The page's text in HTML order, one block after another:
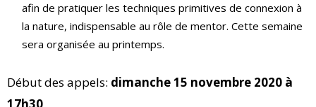
afin de pratiquer les techniques primitives de connexion à
la nature, indispensable au rôle de mentor. Cette semaine
sera organisée au printemps.
Début des appels: dimanche 15 novembre 2020 à